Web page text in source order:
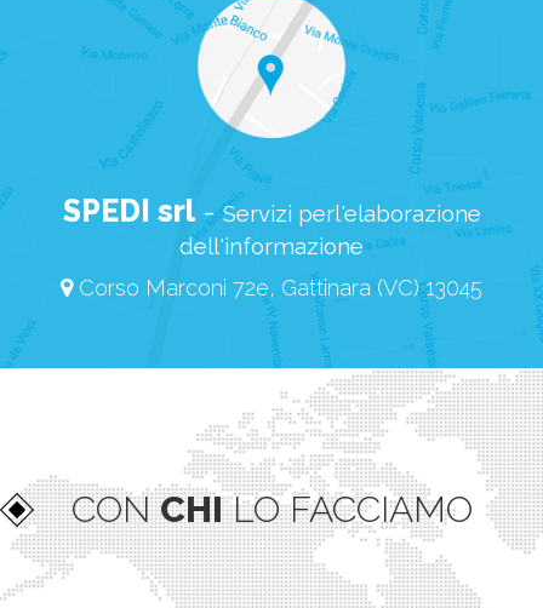
SPEDI srl-Servizi perl'elaborazione
dell'informazione
Corso Marconi 72e, Gattinara (VC) 13045
CONCHILO FACCIAMO